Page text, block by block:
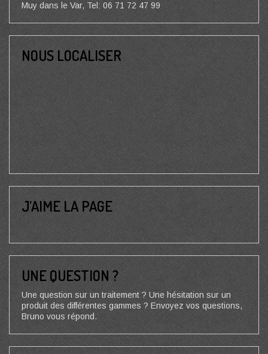
Muy dans le Var, Tel: 06 71 72 47 99
NOUS LOCALISER
J’AIME LA PAGE
UNE QUESTION ?
Une question sur un traitement ? Une hésitation sur un
produit des différentes gammes ? Envoyez vos questions,
Bruno vous répond.